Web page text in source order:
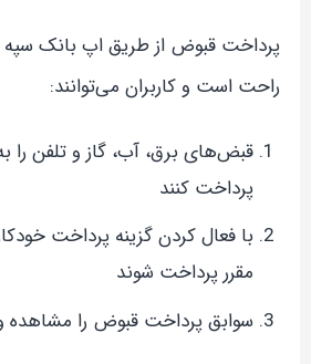
پرداخت قبوض از طریق اپ بانک
راحت است و کاربران می‌توانند:
قبض‌های برق، آب، گاز و تلفن را
پرداخت کنند
با فعال کردن گزینه پرداخت
مقرر پرداخت شوند
سوابق پرداخت قبوض را مشاهده